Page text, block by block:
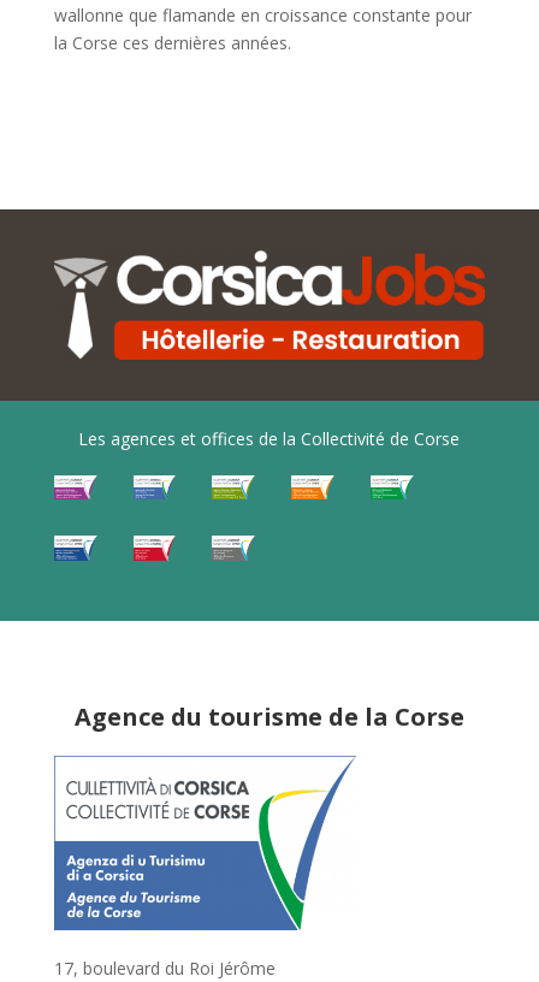
wallonne que flamande en croissance constante pour
la Corse ces dernières années.
Les agences et offices de la Collectivité de Corse
Agence du tourisme de la Corse
17, boulevard du Roi Jérôme